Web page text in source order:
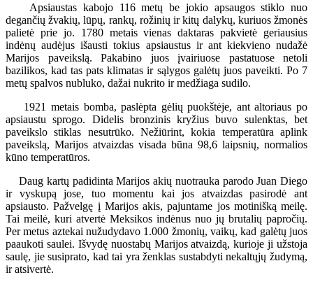
Apsiaustas kabojo 116 metų be jokio apsaugos stiklo nuo
degančių žvakių, lūpų, rankų, rožinių ir kitų dalykų, kuriuos žmonės
palietė prie jo. 1780 metais vienas daktaras pakvietė geriausius
indėnų audėjus išausti tokius apsiaustus ir ant kiekvieno nudažė
Marijos paveikslą. Pakabino juos įvairiuose pastatuose netoli
bazilikos, kad tas pats klimatas ir sąlygos galėtų juos paveikti. Po 7
metų spalvos nubluko, dažai nukrito ir medžiaga sudilo.
1921 metais bomba, paslėpta gėlių puokštėje, ant altoriaus po
apsiaustu sprogo. Didelis bronzinis kryžius buvo sulenktas, bet
paveikslo stiklas nesutrūko. Nežiūrint, kokia temperatūra aplink
paveikslą, Marijos atvaizdas visada būna 98,6 laipsnių, normalios
kūno temperatūros.
Daug kartų padidinta Marijos akių nuotrauka parodo Juan Diego
ir vyskupą jose, tuo momentu kai jos atvaizdas pasirodė ant
apsiausto. Pažvelgę į Marijos akis, pajuntame jos motinišką meilę.
Tai meilė, kuri atvertė Meksikos indėnus nuo jų brutalių papročių.
Per metus aztekai nužudydavo 1.000 žmonių, vaikų, kad galėtų juos
paaukoti saulei. Išvydę nuostabų Marijos atvaizdą, kurioje ji užstoja
saulę, jie susiprato, kad tai yra ženklas sustabdyti nekaltųjų žudymą,
ir atsivertė.